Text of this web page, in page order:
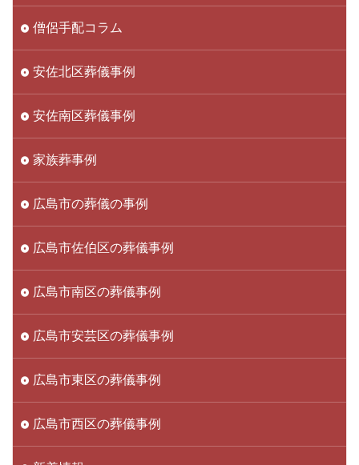
僧侶手配コラム
安佐北区葬儀事例
安佐南区葬儀事例
家族葬事例
広島市の葬儀の事例
広島市佐伯区の葬儀事例
広島市南区の葬儀事例
広島市安芸区の葬儀事例
広島市東区の葬儀事例
広島市西区の葬儀事例